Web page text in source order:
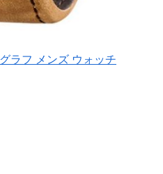
ラフ メンズ ウォッチ